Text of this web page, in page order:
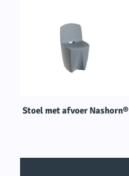
Stoel met afvoer Nashorn®